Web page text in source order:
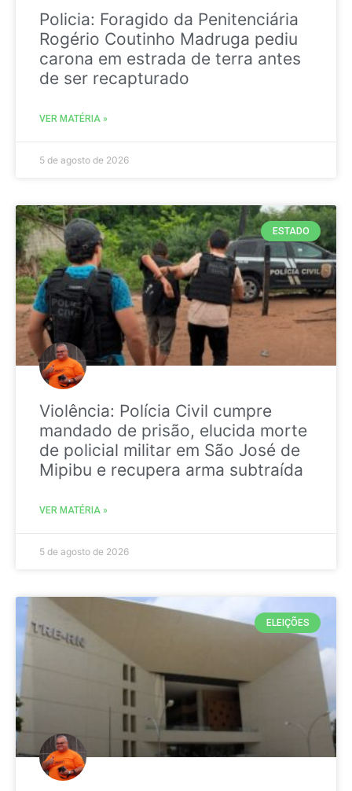
Policia: Foragido da Penitenciária
Rogério Coutinho Madruga pediu
carona em estrada de terra antes
de ser recapturado
VER MATÉRIA »
5 de agosto de 2026
ESTADO
Violência: Polícia Civil cumpre
mandado de prisão, elucida morte
de policial militar em São José de
Mipibu e recupera arma subtraída
VER MATÉRIA »
5 de agosto de 2026
ELEIÇÕES